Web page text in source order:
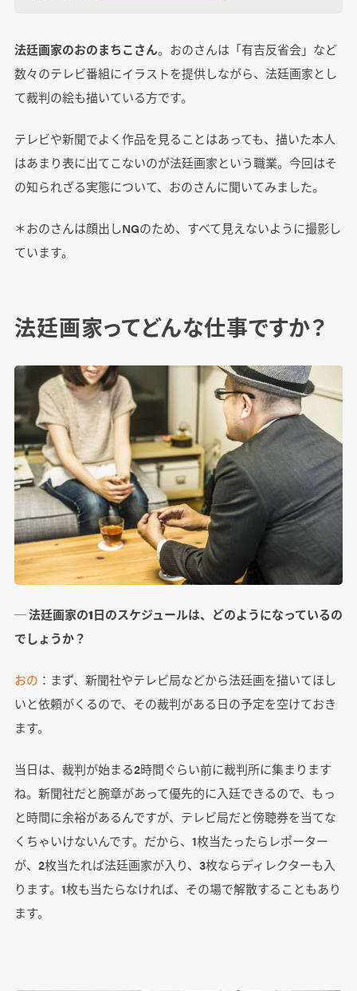
法廷画家のおのまちこさん。おのさんは「有吉反省会」など
数々のテレビ番組にイラストを提供しながら、法廷画家とし
て裁判の絵も描いている方です。
テレビや新聞でよく作品を見ることはあっても、描いた本人
はあまり表に出てこないのが法廷画家という職業。今回はそ
の知られざる実態について、おのさんに聞いてみました。
＊おのさんは顔出しNGのため、すべて見えないように撮影し
ています。
法廷画家ってどんな仕事ですか？
─ 法廷画家の1日のスケジュールは、どのようになっているの
でしょうか？
おの ：まず、新聞社やテレビ局などから法廷画を描いてほし
いと依頼がくるので、その裁判がある日の予定を空けておき
ます。
当日は、裁判が始まる2時間ぐらい前に裁判所に集まります
ね。新聞社だと腕章があって優先的に入廷できるので、もっ
と時間に余裕があるんですが、テレビ局だと傍聴券を当てな
くちゃいけないんです。だから、1枚当たったらレポーター
が、2枚当たれば法廷画家が入り、3枚ならディレクターも入
ります。1枚も当たらなければ、その場で解散することもあり
ます。